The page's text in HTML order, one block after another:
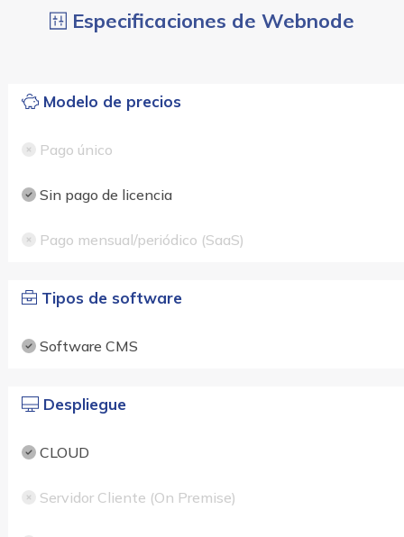
Especificaciones de Webnode
Modelo de precios
Pago único
Sin pago de licencia
Pago mensual/periódico (SaaS)
Tipos de software
Software CMS
Despliegue
CLOUD
Servidor Cliente (On Premise)